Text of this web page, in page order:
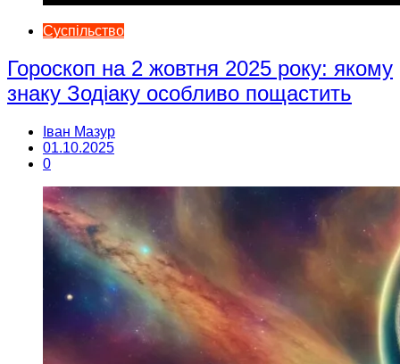
Суспільство
Гороскоп на 2 жовтня 2025 року: якому
знаку Зодіаку особливо пощастить
Іван Мазур
01.10.2025
0